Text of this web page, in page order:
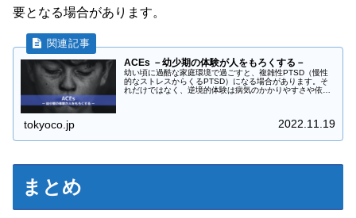
要となる場合があります。
ACEs －幼少期の体験が人をもろくする－
幼い頃に過酷な家庭環境で過ごすと、複雑性PTSD（慢性
的なストレスからくるPTSD）になる場合があります。そ
れだけではなく、逆境的体験は病気のかかりやすさや依存
tokyoco.jp 2022.11.19
まとめ